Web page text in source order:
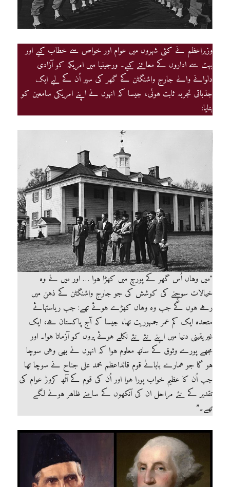
وزیراعظم نے کئی شہروں میں عوام اور خواص سے خطاب کیے اور
بہت سے اداروں کے معائنے کیے۔ ورجینیا میں امریکہ کو آزادی
دلوانے والے جارج واشنگٹن کے گھر کی سیر اُن کے لیے ایک
جذباتی تجربہ ثابت ہوئی، جیسا کہ انہوں نے اپنے امریکی سامعین کو
بتایا:
"میں وہاں اُس گھر کے پورچ میں کھڑا ہوا … اور میں نے وہ
خیالات سوچنے کی کوشش کی جو جارج واشنگٹن کے ذہن میں
رہے ہوں گے جب وہ وہاں کھڑے ہوئے تھے: جب ریاستہائے
متحدہ ایک کم عمر جمہوریت تھا، جیسا کہ آج پاکستان ہے، ایک
غیریقینی دنیا میں اپنے نئے نئے نکلے ہوئے پروں کو آزماتا ہوا۔ اور
مجھے پورے وثوق کے ساتھ معلوم ہوا کہ انہوں نے بھی وہی سوچا
ہو گا جو ہمارے بابائے قوم قائداعظم محمد علی جناح نے سوچا تھا
جب اُن کا عظیم خواب پورا ہوا اور اُن کی قوم کے آٹھ کروڑ عوام کی
تقدیر کے نئے مراحل ان کی آنکھوں کے سامنے ظاہر ہونے لگے
تھے۔”